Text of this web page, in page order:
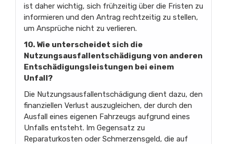
ist daher wichtig, sich frühzeitig über die Fristen zu
informieren und den Antrag rechtzeitig zu stellen,
um Ansprüche nicht zu verlieren.
10. Wie unterscheidet sich die
Nutzungsausfallentschädigung von anderen
Entschädigungsleistungen bei einem
Unfall?
Die Nutzungsausfallentschädigung dient dazu, den
finanziellen Verlust auszugleichen, der durch den
Ausfall eines eigenen Fahrzeugs aufgrund eines
Unfalls entsteht. Im Gegensatz zu
Reparaturkosten oder Schmerzensgeld, die auf